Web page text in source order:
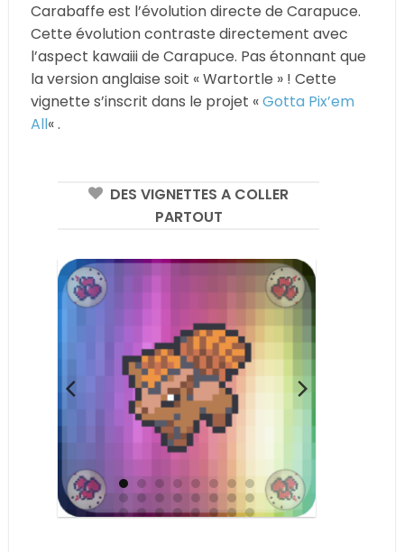
Carabaffe est l’évolution directe de Carapuce.
Cette évolution contraste directement avec
l’aspect kawaiii de Carapuce. Pas étonnant que
la version anglaise soit « Wartortle » ! Cette
vignette s’inscrit dans le projet «Gotta Pix’em
All« .
DES VIGNETTES A COLLER
PARTOUT